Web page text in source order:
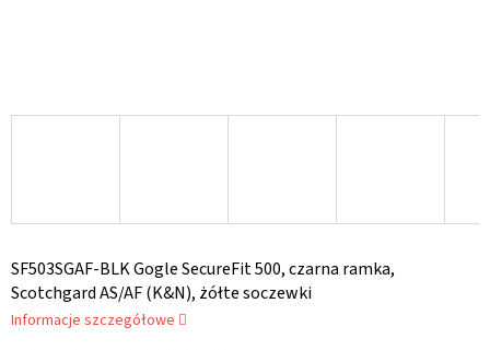
SF503SGAF-BLK Gogle SecureFit 500, czarna ramka,
Scotchgard AS/AF (K&N), żółte soczewki
Informacje szczegółowe